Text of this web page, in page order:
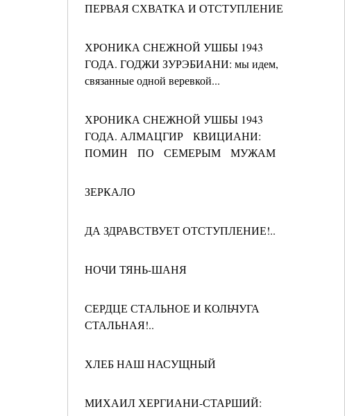
ПЕРВАЯ СХВАТКА И ОТСТУПЛЕНИЕ
ХРОНИКА СНЕЖНОЙ УШБЫ 1943
ГОДА. ГОДЖИ ЗУРЭБИАНИ: мы идем,
связанные одной веревкой...
ХРОНИКА СНЕЖНОЙ УШБЫ 1943
ГОДА. АЛМАЦГИР КВИЦИАНИ:
ПОМИН ПО СЕМЕРЫМ МУЖАМ
ЗЕРКАЛО
ДА ЗДРАВСТВУЕТ ОТСТУПЛЕНИЕ!..
НОЧИ ТЯНЬ-ШАНЯ
СЕРДЦЕ СТАЛЬНОЕ И КОЛЬЧУГА
СТАЛЬНАЯ!..
ХЛЕБ НАШ НАСУЩНЫЙ
МИХАИЛ ХЕРГИАНИ-СТАРШИЙ: